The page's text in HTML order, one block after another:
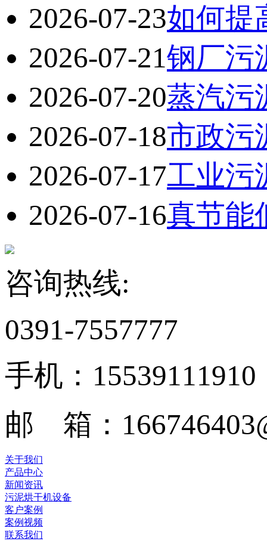
2026-07-23如何提
2026-07-21钢厂污
2026-07-20蒸汽污
2026-07-18市政污
2026-07-17工业污
2026-07-16真节能
咨询热线:
0391-7557777
手机：15539111910
邮 箱：
关于我们
产品中心
新闻资讯
污泥烘干机设备
客户案例
案例视频
联系我们